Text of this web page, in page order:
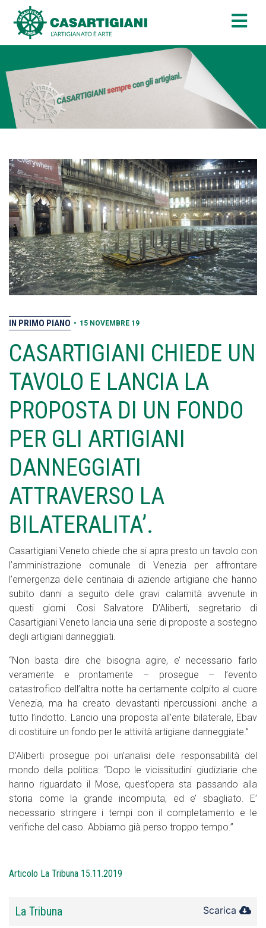
IN PRIMO PIANO • 15 NOVEMBRE 19
CASARTIGIANI CHIEDE UN
TAVOLO E LANCIA LA
PROPOSTA DI UN FONDO
PER GLI ARTIGIANI
DANNEGGIATI
ATTRAVERSO LA
BILATERALITA’.
Casartigiani Veneto chiede che si apra presto un tavolo con
l’amministrazione comunale di Venezia per affrontare
l’emergenza delle centinaia di aziende artigiane che hanno
subito danni a seguito delle gravi calamità avvenute in
questi giorni. Cosi Salvatore D’Aliberti, segretario di
Casartigiani Veneto lancia una serie di proposte a sostegno
degli artigiani danneggiati.
“Non basta dire che bisogna agire, e’ necessario farlo
veramente e prontamente – prosegue – l’evento
catastrofico dell’altra notte ha certamente colpito al cuore
Venezia, ma ha creato devastanti ripercussioni anche a
tutto l’indotto. Lancio una proposta all’ente bilaterale, Ebav
di costituire un fondo per le attività artigiane danneggiate.”
D’Aliberti prosegue poi un’analisi delle responsabilità del
mondo della politica: “Dopo le vicissitudini giudiziarie che
hanno riguardato il Mose, quest’opera sta passando alla
storia come la grande incompiuta, ed e’ sbagliato. E’
necessario stringere i tempi con il completamento e le
verifiche del caso. Abbiamo già perso troppo tempo.”
Articolo La Tribuna 15.11.2019
La Tribuna Scarica